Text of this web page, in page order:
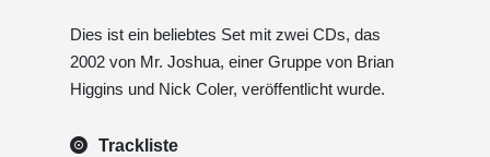
Dies ist ein beliebtes Set mit zwei CDs, das
2002 von Mr. Joshua, einer Gruppe von Brian
Higgins und Nick Coler, veröffentlicht wurde.
Trackliste